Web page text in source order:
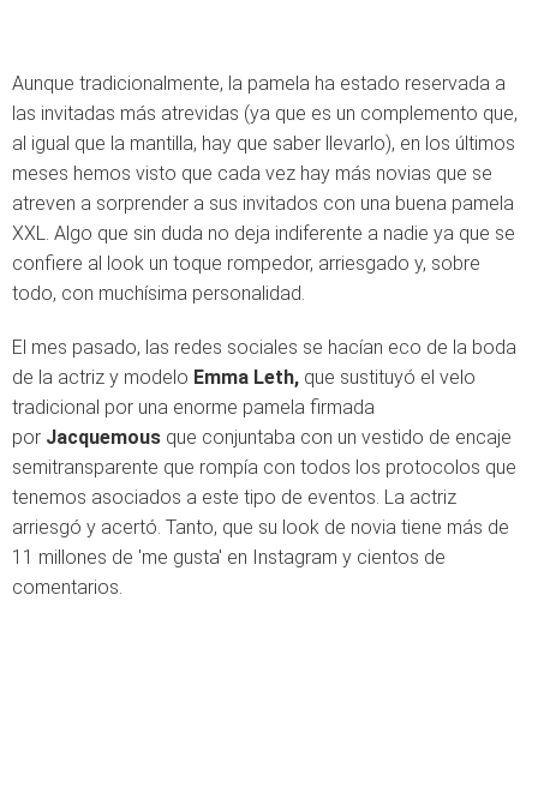
Aunque tradicionalmente, la pamela ha estado reservada a
las invitadas más atrevidas (ya que es un complemento que,
al igual que la mantilla, hay que saber llevarlo), en los últimos
meses hemos visto que cada vez hay más novias que se
atreven a sorprender a sus invitados con una buena pamela
XXL. Algo que sin duda no deja indiferente a nadie ya que se
confiere al look un toque rompedor, arriesgado y, sobre
todo, con muchísima personalidad.
El mes pasado, las redes sociales se hacían eco de la boda
de la actriz y modelo Emma Leth, que sustituyó el velo
tradicional por una enorme pamela firmada
por Jacquemous que conjuntaba con un vestido de encaje
semitransparente que rompía con todos los protocolos que
tenemos asociados a este tipo de eventos. La actriz
arriesgó y acertó. Tanto, que su look de novia tiene más de
11 millones de 'me gusta' en Instagram y cientos de
comentarios.